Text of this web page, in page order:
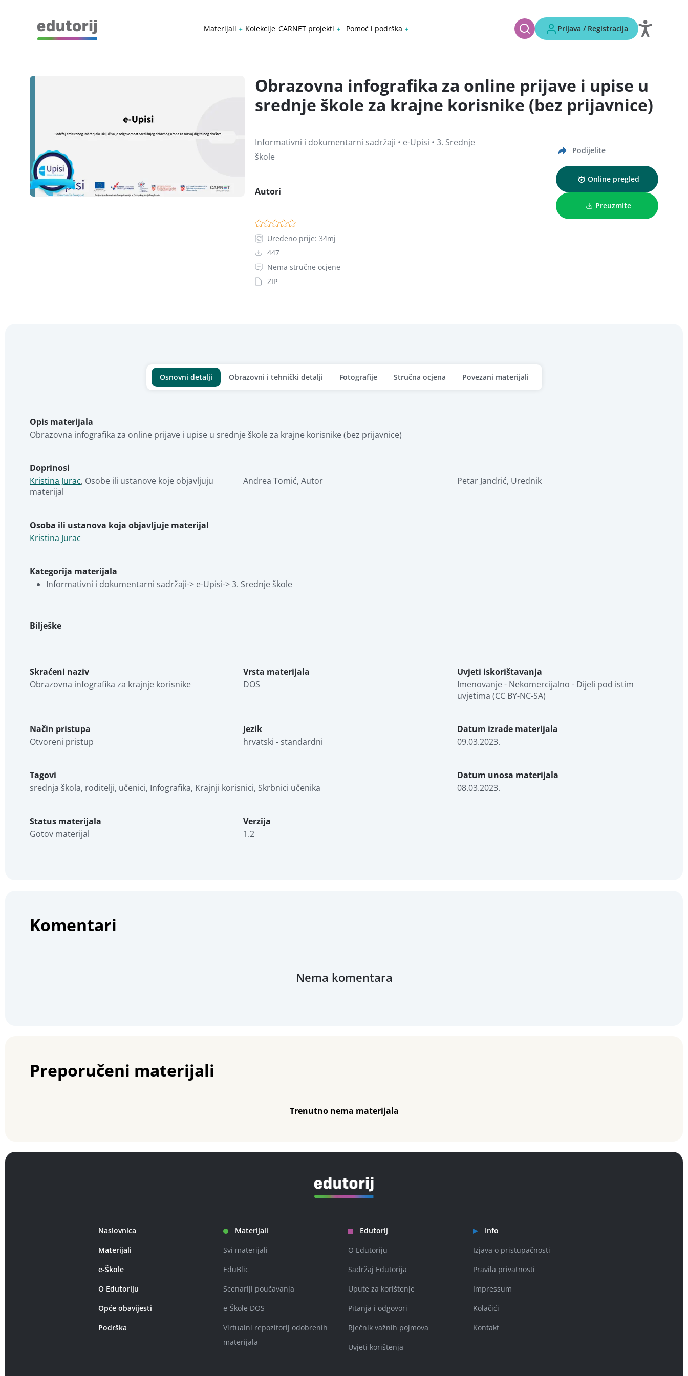
Materijali Kolekcije CARNET projekti Pomoć i podrška Prijava / Registracija
Obrazovna infografika za online prijave i upise u
srednje škole za krajne korisnike (bez prijavnice)
Informativni i dokumentarni sadržaji • e-Upisi • 3. Srednje
škole
Autori
Uređeno prije: 34mj
447
Nema stručne ocjene
ZIP
Podijelite
Online pregled
Preuzmite
Osnovni detalji Obrazovni i tehnički detalji Fotografije Stručna ocjena Povezani materijali
Opis materijala
Obrazovna infografika za online prijave i upise u srednje škole za krajne korisnike (bez prijavnice)
Doprinosi
Kristina Jurac, Osobe ili ustanove koje objavljuju
materijal
Andrea Tomić, Autor Petar Jandrić, Urednik
Osoba ili ustanova koja objavljuje materijal
Kristina Jurac
Kategorija materijala
Informativni i dokumentarni sadržaji-> e-Upisi-> 3. Srednje škole
Bilješke
Skraćeni naziv
Obrazovna infografika za krajnje korisnike
Vrsta materijala
DOS
Uvjeti iskorištavanja
Imenovanje - Nekomercijalno - Dijeli pod istim
uvjetima (CC BY-NC-SA)
Način pristupa
Otvoreni pristup
Jezik
hrvatski - standardni
Datum izrade materijala
09.03.2023.
Tagovi
srednja škola, roditelji, učenici, Infografika, Krajnji korisnici, Skrbnici učenika
Datum unosa materijala
08.03.2023.
Status materijala
Gotov materijal
Verzija
1.2
Komentari
Nema komentara
Preporučeni materijali
Trenutno nema materijala
Naslovnica
Materijali
e-Škole
O Edutoriju
Opće obavijesti
Podrška
Materijali
Svi materijali
EduBlic
Scenariji poučavanja
e-Škole DOS
Virtualni repozitorij odobrenih
materijala
Edutorij
O Edutoriju
Sadržaj Edutorija
Upute za korištenje
Pitanja i odgovori
Rječnik važnih pojmova
Uvjeti korištenja
Info
Izjava o pristupačnosti
Pravila privatnosti
Impressum
Kolačići
Kontakt